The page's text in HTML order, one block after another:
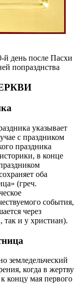
й день после Пасхи
попразднства
указывает
с праздником
праздника
в конце
оба
(греч.
события,
через
так и у христиан).
земледельческий
когда в жертву
концу мая первого